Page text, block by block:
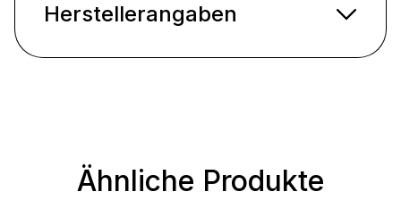
Herstellerangaben
Produktgalerie überspringen
Ähnliche Produkte